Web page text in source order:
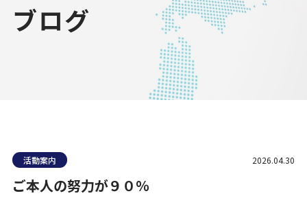
ブログ
活動案内 2026.04.30
ご本人の努力が９０％